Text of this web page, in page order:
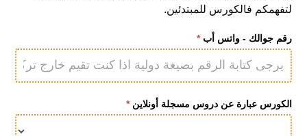
لتفهمكم فالكورس للمبتدئين.
رقم جوالك - واتس أب*
الكورس عبارة عن دروس مسجلة أونلاين*